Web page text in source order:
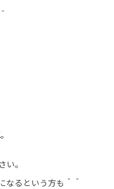
。
なるという方も＾＾